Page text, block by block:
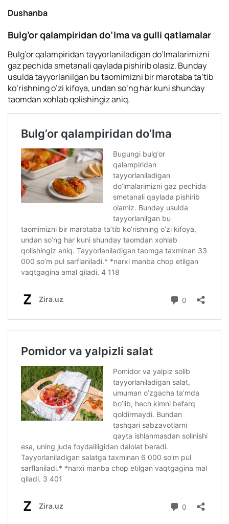
Dushanba
Bulg’or qalampiridan do’lma va gulli qatlamalar
Bulg’or qalampiridan tayyorlaniladigan do’lmalarimizni
gaz pechida smetanali qaylada pishirib olasiz. Bunday
usulda tayyorlanilgan bu taomimizni bir marotaba ta’tib
ko’rishning o’zi kifoya, undan so’ng har kuni shunday
taomdan xohlab qolishingiz aniq.